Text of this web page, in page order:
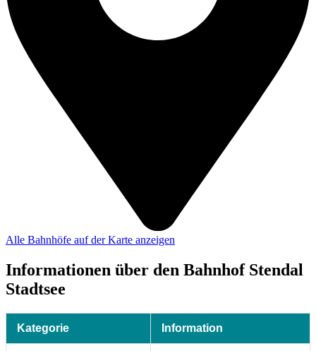
Alle Bahnhöfe auf der Karte anzeigen
Informationen über den Bahnhof Stendal
Stadtsee
Kategorie Information